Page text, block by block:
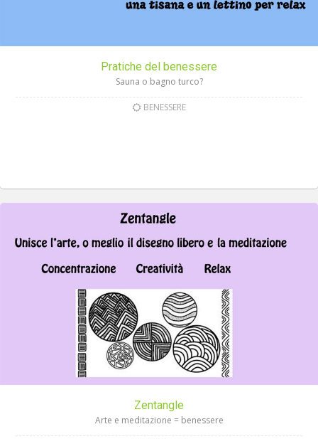
Pratiche del benessere
Sauna o bagno turco?
BENESSERE
Zentangle
Arte e meditazione = benessere